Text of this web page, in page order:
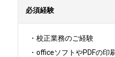
必須経験
・校正業務のご経験
・officeソフトやPDFの印